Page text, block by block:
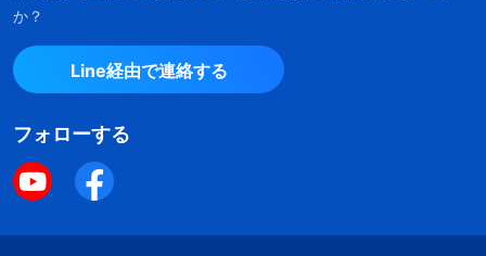
か？
Line経由で連絡する
フォローする